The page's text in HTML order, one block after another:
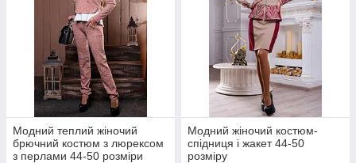
Модний теплий жіночий
брючний костюм з люрексом
з перлами 44-50 розміри
Модний жіночий костюм-
спідниця і жакет 44-50
розміру